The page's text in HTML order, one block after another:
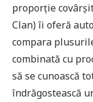
proporție
Clan) îi oferă
compara
combinată cu
să se cunoască
îndrăgostească